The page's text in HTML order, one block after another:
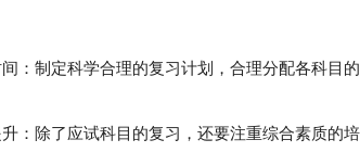
：制定科学合理的复习计划，合理分配各科目
除了应试科目的复习，还要注重综合素质的培